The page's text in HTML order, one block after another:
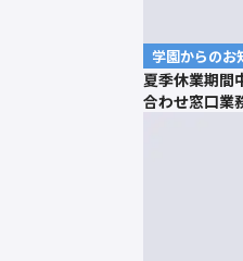
学園からのお
夏季休業期間
合わせ窓口業